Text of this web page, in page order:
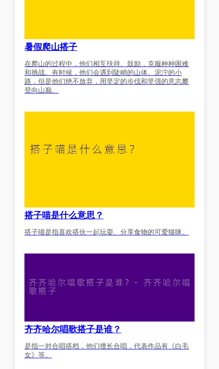
暑假爬山搭子
在爬山的过程中，他们相互扶持、鼓励，克服种种困难
和挑战。有时候，他们会遇到陡峭的山体、泥泞的小
路，但是他们绝不放弃，用坚定的步伐和坚强的意志攀
登向山巅。
搭子喵是什么意思？
搭子喵是指喜欢搭伙一起玩耍、分享食物的可爱猫咪。
齐齐哈尔唱歌搭子是谁？
是指一对合唱搭档，他们擅长合唱，代表作品有《白毛
女》等。